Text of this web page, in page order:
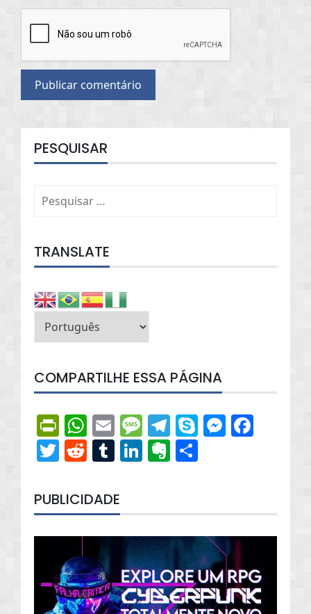
PESQUISAR
por:
TRANSLATE
COMPARTILHE ESSA PÁGINA
PrintFriendly
WhatsApp
EmailMessage
Telegram
Skype
Twitter
Reddit
Tumblr
LinkedIn
Evernote
PUBLICIDADE